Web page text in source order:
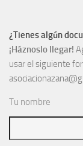
¿Tienes algún
¡Háznoslo llegar!
usar el siguiente
Tu nombre